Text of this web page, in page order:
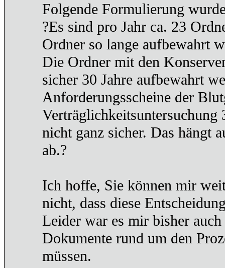
Folgende Formulierung
?Es sind pro Jahr ca. 23
Ordner so lange aufbewahrt
Die Ordner mit den
sicher 30 Jahre aufbewahrt
Anforderungsscheine der
Verträglichkeitsuntersuchung
nicht ganz sicher. Das hängt
ab.?
Ich hoffe, Sie können mir
nicht, dass diese
Leider war es mir bisher
Dokumente rund um den
müssen.